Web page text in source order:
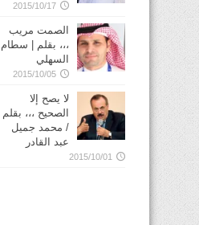
2015/10/17
الصمت مريب
،،، بقلم | سطام
السهلي
2015/10/05
لا يصح إلا
الصحيح ،،، بقلم
/ محمد جميل
عبد القادر
2015/10/01